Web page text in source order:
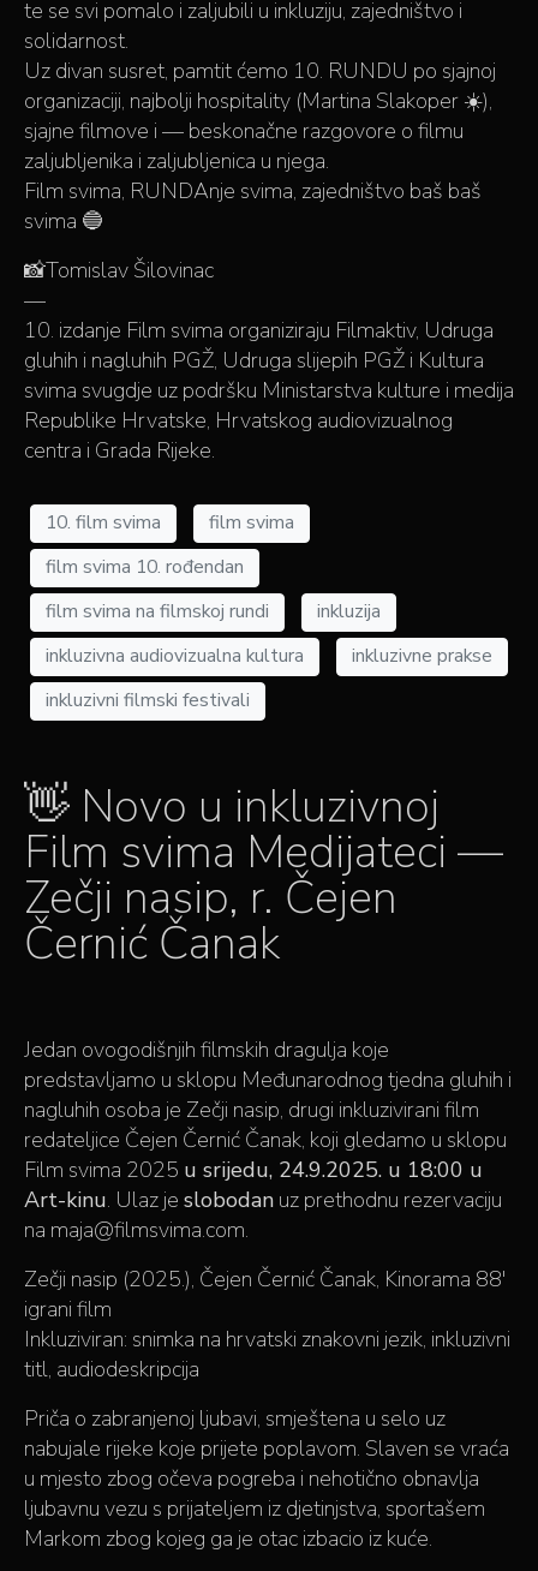
te se svi pomalo i zaljubili u inkluziju, zajedništvo i
solidarnost.
Uz divan susret, pamtit ćemo 10. RUNDU po sjajnoj
organizaciji, najbolji hospitality (Martina Slakoper ☀️),
sjajne filmove i — beskonačne razgovore o filmu
zaljubljenika i zaljubljenica u njega.
Film svima, RUNDAnje svima, zajedništvo baš baš
svima 🔵
📸Tomislav Šilovinac
—
10. izdanje Film svima organiziraju Filmaktiv, Udruga
gluhih i nagluhih PGŽ, Udruga slijepih PGŽ i Kultura
svima svugdje uz podršku Ministarstva kulture i medija
Republike Hrvatske, Hrvatskog audiovizualnog
centra i Grada Rijeke.
10. film svima
film svima
film svima 10. rođendan
film svima na filmskoj rundi
inkluzija
inkluzivna audiovizualna kultura
inkluzivne prakse
inkluzivni filmski festivali
👋 Novo u inkluzivnoj
Film svima Medijateci —
Zečji nasip, r. Čejen
Černić Čanak
Jedan ovogodišnjih filmskih dragulja koje
predstavljamo u sklopu Međunarodnog tjedna gluhih i
nagluhih osoba je Zečji nasip, drugi inkluzivirani film
redateljice Čejen Černić Čanak, koji gledamo u sklopu
Film svima 2025 u srijedu, 24.9.2025. u 18:00 u
Art-kinu. Ulaz je slobodan uz prethodnu rezervaciju
na maja@filmsvima.com.
Zečji nasip (2025.), Čejen Černić Čanak, Kinorama 88′
igrani film
Inkluziviran: snimka na hrvatski znakovni jezik, inkluzivni
titl, audiodeskripcija
Priča o zabranjenoj ljubavi, smještena u selo uz
nabujale rijeke koje prijete poplavom. Slaven se vraća
u mjesto zbog očeva pogreba i nehotično obnavlja
ljubavnu vezu s prijateljem iz djetinjstva, sportašem
Markom zbog kojeg ga je otac izbacio iz kuće.